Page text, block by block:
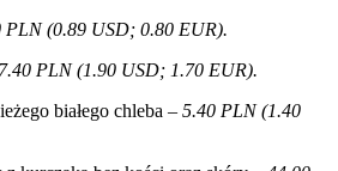
PLN (0.89 USD; 0.80 EUR).
PLN (1.90 USD; 1.70 EUR).
białego chleba – 5.40 PLN (1.40